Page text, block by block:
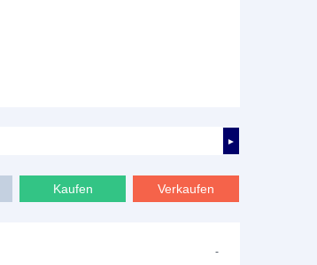
►
Kaufen Verkaufen
-